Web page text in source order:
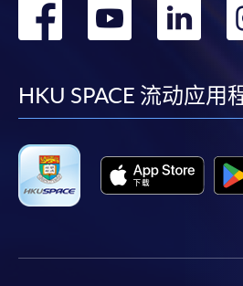
转
facebook
转
HKU SPACE 流动应用